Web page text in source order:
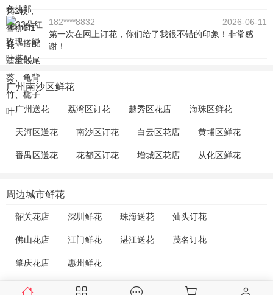
182****8832
2026-06-11
第一次在网上订花，你们给了我很不错的印象！非常感
谢！
广州南沙区鲜花
广州送花 荔湾区订花 越秀区花店 海珠区鲜花
天河区送花 南沙区订花 白云区花店 黄埔区鲜花
番禺区送花 花都区订花 增城区花店 从化区鲜花
周边城市鲜花
韶关花店 深圳鲜花 珠海送花 汕头订花
佛山花店 江门鲜花 湛江送花 茂名订花
肇庆花店 惠州鲜花